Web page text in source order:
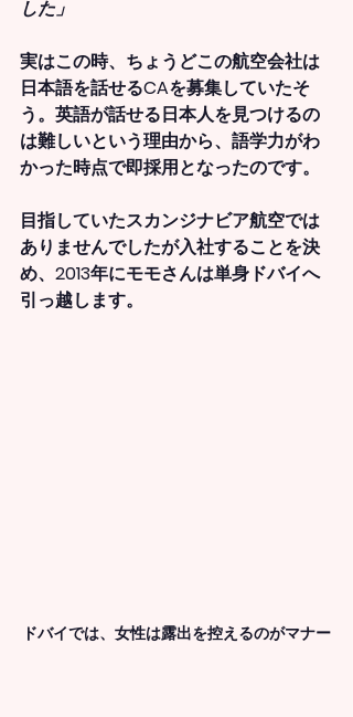
した」
実はこの時、ちょうどこの航空会社は
日本語を話せるCAを募集していたそ
う。英語が話せる日本人を見つけるの
は難しいという理由から、語学力がわ
かった時点で即採用となったのです。
目指していたスカンジナビア航空では
ありませんでしたが入社することを決
め、2013年にモモさんは単身ドバイへ
引っ越します。
ドバイでは、女性は露出を控えるのがマナー